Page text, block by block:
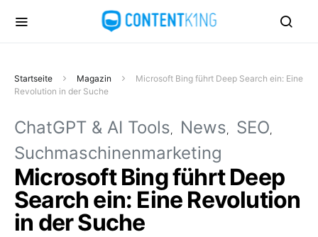
Startseite Magazin
Microsoft Bing führt Deep Search ein: Eine
Revolution in der Suche
ChatGPT & AI Tools News SEO
Suchmaschinenmarketing
Microsoft Bing führt Deep
Search ein: Eine Revolution
in der Suche